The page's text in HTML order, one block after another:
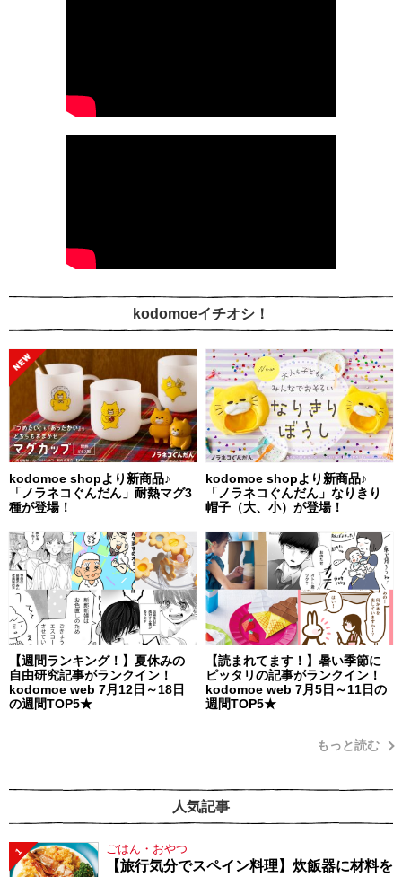
kodomoeイチオシ！
kodomoe shopより新商品♪
「ノラネコぐんだん」耐熱マグ3
種が登場！
kodomoe shopより新商品♪
「ノラネコぐんだん」なりきり
帽子（大、小）が登場！
【週間ランキング！】夏休みの
自由研究記事がランクイン！
kodomoe web 7月12日～18日
の週間TOP5★
【読まれてます！】暑い季節に
ピッタリの記事がランクイン！
kodomoe web 7月5日～11日の
週間TOP5★
もっと読む
人気記事
1 ごはん・おやつ
【旅行気分でスペイン料理】炊飯器に材料を